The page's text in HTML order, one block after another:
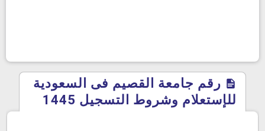
رقم جامعة القصيم فى السعودية
للإستعلام وشروط التسجيل 1445